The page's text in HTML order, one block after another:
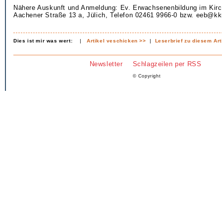
Nähere Auskunft und Anmeldung: Ev. Erwachsenenbildung im
Aachener Straße 13 a, Jülich, Telefon 02461 9966-0 bzw.
Dies ist mir was wert: |Artikel veschicken >> | Leserbrief zu diesem
Newsletter Schlagzeilen per RSS
© Copyright